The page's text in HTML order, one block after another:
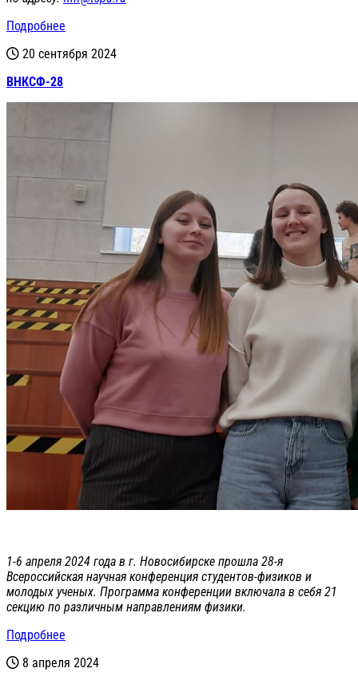
Подробнее
20 сентября 2024
ВНКСФ-28
1-6 апреля 2024 года в г. Новосибирске прошла 28-я
Всероссийская научная конференция студентов-физиков и
молодых ученых. Программа конференции включала в себя 21
секцию по различным направлениям физики.
Подробнее
8 апреля 2024